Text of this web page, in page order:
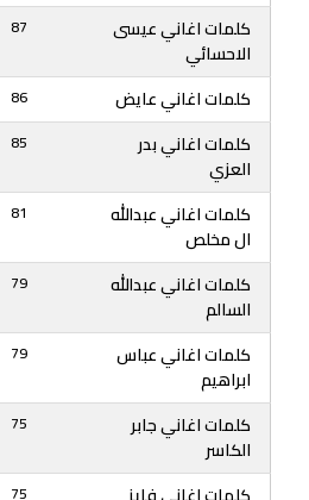
كلمات اغاني عيسى
الاحسائي
87
كلمات اغاني عايض 86
كلمات اغاني بدر
العزي
85
كلمات اغاني عبدالله
ال مخلص
81
كلمات اغاني عبدالله
السالم
79
كلمات اغاني عباس
ابراهيم
79
كلمات اغاني جابر
الكاسر
75
75